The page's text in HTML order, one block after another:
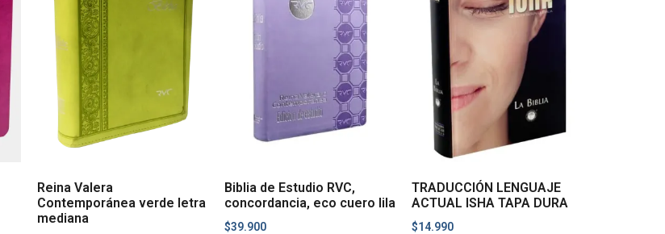
Reina Valera
Contemporánea verde letra
mediana
Biblia de Estudio RVC,
concordancia, eco cuero lila
$39.900
TRADUCCIÓN LENGUAJE
ACTUAL ISHA TAPA DURA
$14.990